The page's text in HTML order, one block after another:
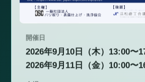
開催日
2026年9月10日（木）13:00〜
2026年9月11日（金）10:00〜